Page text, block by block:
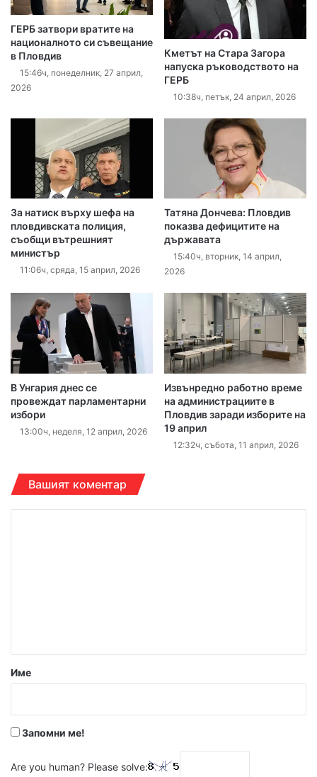
ГЕРБ затвори вратите на
националното си съвещание
в Пловдив
15:46ч, понеделник, 27 април,
2026
Кметът на Стара Загора
напуска ръководството на
ГЕРБ
10:38ч, петък, 24 април, 2026
За натиск върху шефа на
пловдивската полиция,
съобщи вътрешният
министър
11:06ч, сряда, 15 април, 2026
Татяна Дончева: Пловдив
показва дефицитите на
държавата
15:40ч, вторник, 14 април,
2026
В Унгария днес се
провеждат парламентарни
избори
13:00ч, неделя, 12 април, 2026
Извънредно работно време
на администрациите в
Пловдив заради изборите на
19 април
12:32ч, събота, 11 април, 2026
Вашият коментар
р
Име
Запомни ме!
Are you human? Please solve: